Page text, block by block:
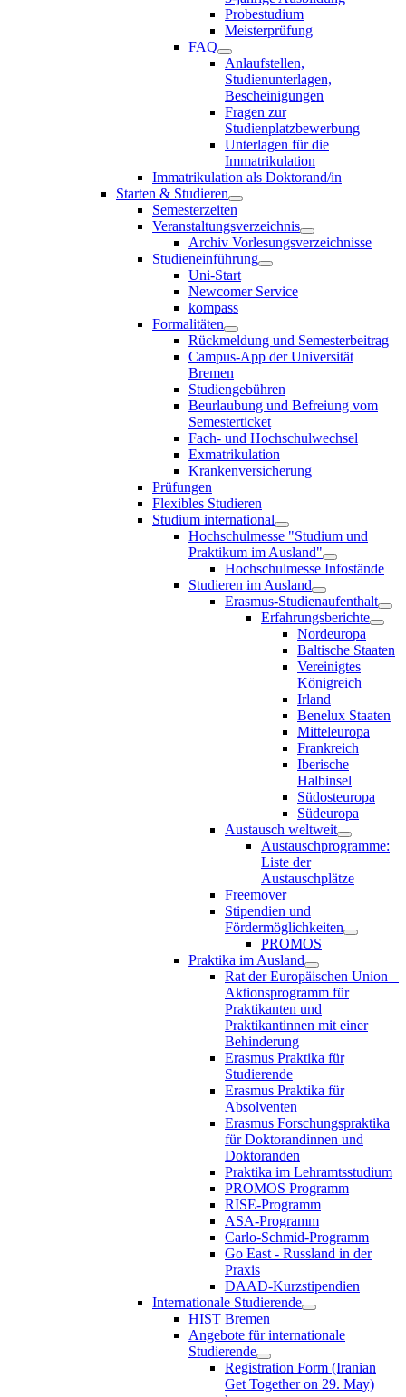
Probestudium
Meisterprüfung
FAQ
Anlaufstellen,
Studienunterlagen,
Bescheinigungen
Fragen zur
Studienplatzbewerbung
Unterlagen für die
Immatrikulation
Immatrikulation als Doktorand/in
Starten & Studieren
Semesterzeiten
Veranstaltungsverzeichnis
Archiv Vorlesungsverzeichnisse
Studieneinführung
Uni-Start
Newcomer Service
kompass
Formalitäten
Rückmeldung und Semesterbeitrag
Campus-App der Universität
Bremen
Studiengebühren
Beurlaubung und Befreiung vom
Semesterticket
Fach- und Hochschulwechsel
Exmatrikulation
Krankenversicherung
Prüfungen
Flexibles Studieren
Studium international
Hochschulmesse "Studium und
Praktikum im Ausland"
Hochschulmesse Infostände
Studieren im Ausland
Erasmus-Studienaufenthalt
Erfahrungsberichte
Nordeuropa
Baltische Staaten
Vereinigtes
Königreich
Irland
Benelux Staaten
Mitteleuropa
Frankreich
Iberische
Halbinsel
Südosteuropa
Südeuropa
Austausch weltweit
Austauschprogramme:
Liste der
Austauschplätze
Freemover
Stipendien und
Fördermöglichkeiten
PROMOS
Praktika im Ausland
Rat der Europäischen Union –
Aktionsprogramm für
Praktikanten und
Praktikantinnen mit einer
Behinderung
Erasmus Praktika für
Studierende
Erasmus Praktika für
Absolventen
Erasmus Forschungspraktika
für Doktorandinnen und
Doktoranden
Praktika im Lehramtsstudium
PROMOS Programm
RISE-Programm
ASA-Programm
Carlo-Schmid-Programm
Go East - Russland in der
Praxis
DAAD-Kurzstipendien
Internationale Studierende
HIST Bremen
Angebote für internationale
Studierende
Registration Form (Iranian
Get Together on 29. May)